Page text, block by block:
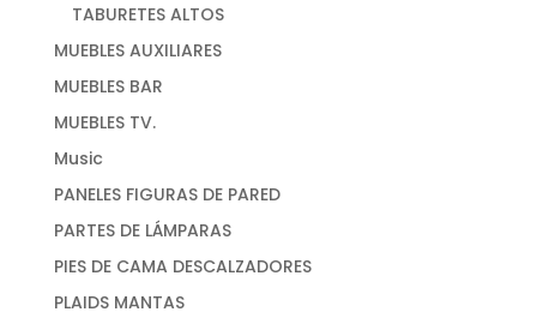
TABURETES ALTOS
MUEBLES AUXILIARES
MUEBLES BAR
MUEBLES TV.
Music
PANELES FIGURAS DE PARED
PARTES DE LÁMPARAS
PIES DE CAMA DESCALZADORES
PLAIDS MANTAS